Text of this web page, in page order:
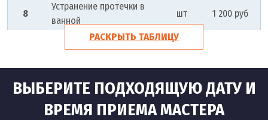
8
Устранение протечки в
ванной
шт 1 200 руб
Устранение протечек
батареи
Устранение засоров
РАСКРЫТЬ ТАБЛИЦУ
ВЫБЕРИТЕ ПОДХОДЯЩУЮ ДАТУ И
ВРЕМЯ ПРИЕМА МАСТЕРА